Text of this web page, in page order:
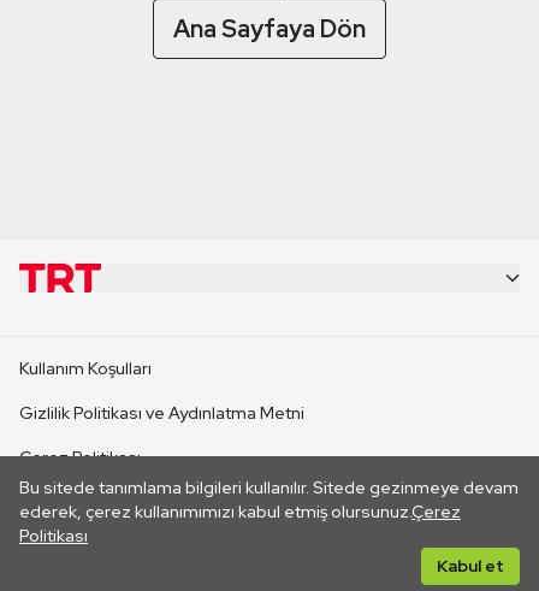
Ana Sayfaya Dön
Bu sitede tanımlama bilgileri kullanılır. Sitede gezinmeye devam
ederek, çerez kullanımımızı kabul etmiş olursunuz.Çerez
Politikası
Kabul et
CANLI YAYINLAR
Kullanım Koşulları
Gizlilik Politikası ve Aydınlatma Metni
Çerez Politikası
İletişim
Her hakkı saklıdır. ©2026 TRT. Bağlantı yoluyla gidilen dış